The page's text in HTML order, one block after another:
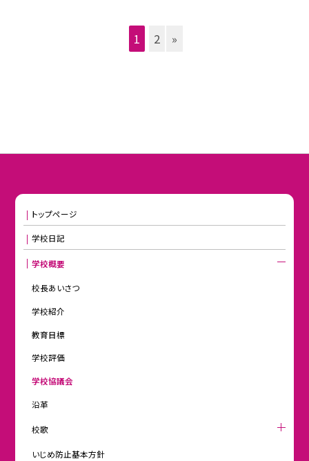
1 2 »
トップページ
学校日記
学校概要
校長あいさつ
学校紹介
教育目標
学校評価
学校協議会
沿革
校歌
いじめ防止基本方針